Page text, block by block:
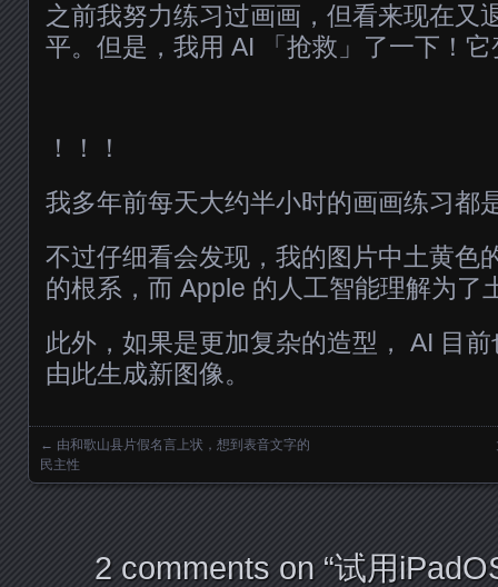
之前我努力练习过画画，但看来现在又
平。但是，我用 AI 「抢救」了一下！
！！！
我多年前每天大约半小时的画画练习都
不过仔细看会发现，我的图片中土黄色
的根系，而 Apple 的人工智能理解为了
此外，如果是更加复杂的造型， AI 目
由此生成新图像。
Posts navigation
← 由和歌山县片假名言上状，想到表音文字的
民主性
2 comments on “试用